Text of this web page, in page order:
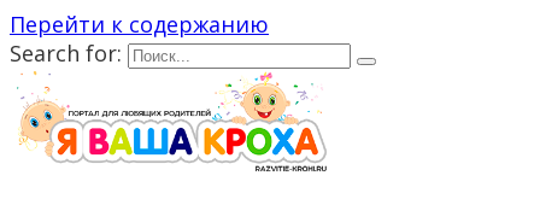
Перейти к содержанию
Search for: